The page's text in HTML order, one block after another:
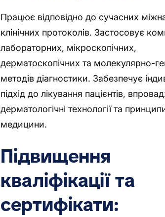
Працює відповідно до сучасних
клінічних протоколів. Застосовує
лабораторних, мікроскопічних,
дерматоскопічних та молекулярно-
методів діагностики. Забезпечує
підхід до лікування пацієнтів,
дерматологічні технології та
медицини.
Підвищення
кваліфікації та
сертифікати: